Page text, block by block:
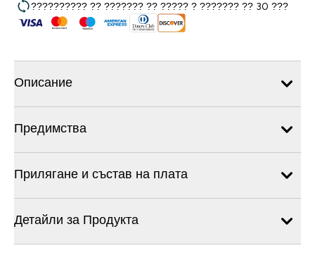
?????????? ?? ??????? ?? ????? ? ??????? ?? 30 ???
Описание
Предимства
Прилягане и състав на плата
Детайли за Продукта